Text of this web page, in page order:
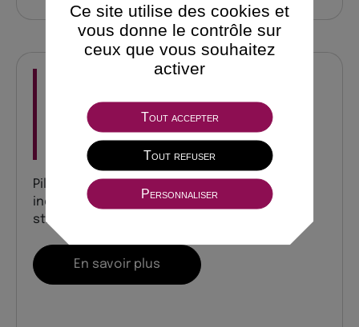
PILOTAGE DE LA
PERFORMANCE
Pilotez votre performance digitale avec des
indicateurs clés pour des décisions
stratégiques éclairées.
En savoir plus
Ce site utilise des cookies et
vous donne le contrôle sur
ceux que vous souhaitez
activer
Tout accepter
Tout refuser
Personnaliser